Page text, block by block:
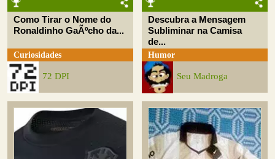
Como Tirar o Nome do
Ronaldinho GaÃºcho da...
Curiosidades
72 DPI
Descubra a Mensagem
Subliminar na Camisa
de...
Humor
Seu Madroga